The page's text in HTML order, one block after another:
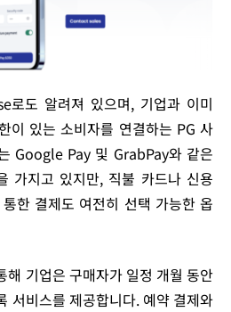
로도 알려져 있으며, 기업과 이미
이 있는 소비자를 연결하는 PG 사
Google Pay 및 GrabPay와 같은
가지고 있지만, 직불 카드나 신용
한 결제도 여전히 선택 가능한 옵
기업은 구매자가 일정 개월 동안
서비스를 제공합니다. 예약 결제와